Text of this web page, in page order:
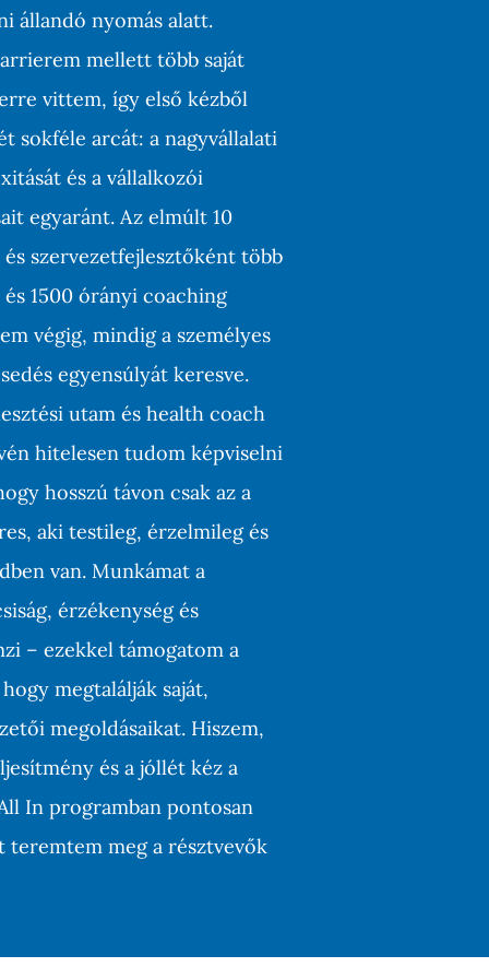
állandó nyomás alatt.
mellett több saját
vittem, így első kézből
sokféle arcát: a nagyvállalati
és a vállalkozói
egyaránt. Az elmúlt 10
szervezetfejlesztőként több
1500 órányi coaching
végig, mindig a személyes
egyensúlyát keresve.
utam és health coach
hitelesen tudom képviselni
hosszú távon csak az a
aki testileg, érzelmileg és
van. Munkámat a
érzékenység és
– ezekkel támogatom a
megtalálják saját,
megoldásaikat. Hiszem,
és a jóllét kéz a
In programban pontosan
teremtem meg a résztvevők